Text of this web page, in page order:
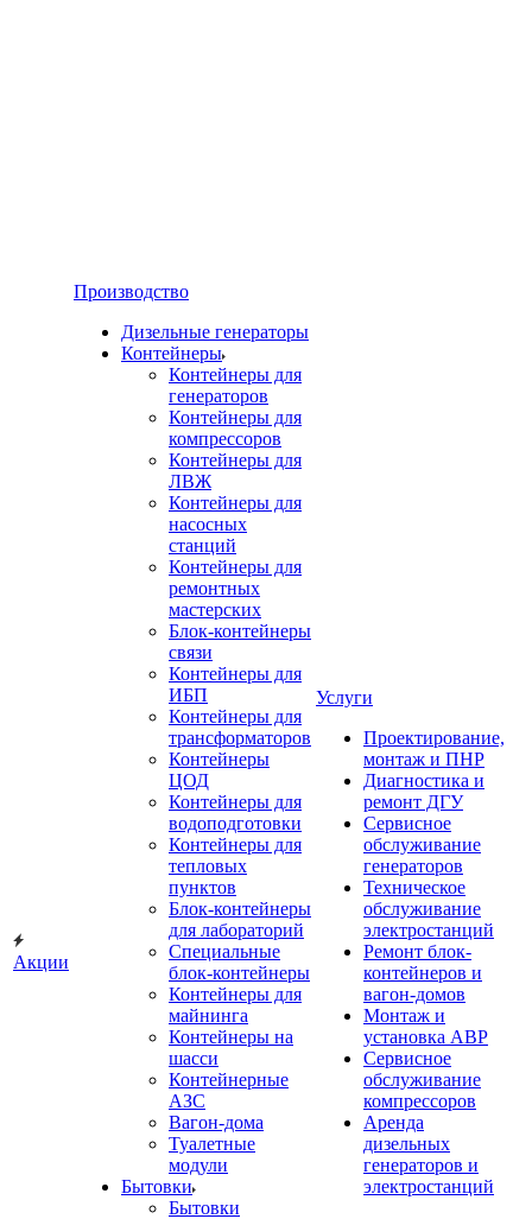
Акции
Производство
Дизельные генераторы
Контейнеры
Контейнеры для
генераторов
Контейнеры для
компрессоров
Контейнеры для
ЛВЖ
Контейнеры для
насосных
станций
Контейнеры для
ремонтных
мастерских
Блок-контейнеры
связи
Контейнеры для
ИБП
Контейнеры для
трансформаторов
Контейнеры
ЦОД
Контейнеры для
водоподготовки
Контейнеры для
тепловых
пунктов
Блок-контейнеры
для лабораторий
Специальные
блок-контейнеры
Контейнеры для
майнинга
Контейнеры на
шасси
Контейнерные
АЗС
Вагон-дома
Туалетные
модули
Бытовки
Бытовки
Услуги
Проектирование,
монтаж и ПНР
Диагностика и
ремонт ДГУ
Сервисное
обслуживание
генераторов
Техническое
обслуживание
электростанций
Ремонт блок-
контейнеров и
вагон-домов
Монтаж и
установка АВР
Сервисное
обслуживание
компрессоров
Аренда
дизельных
генераторов и
электростанций